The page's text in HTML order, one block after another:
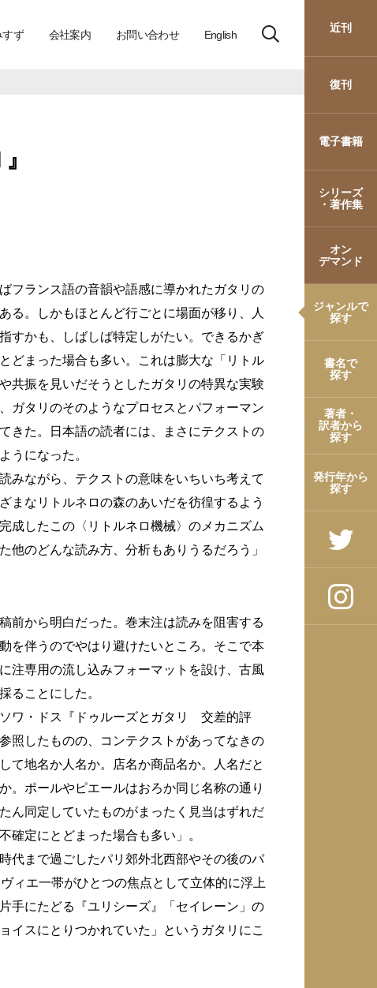
すず 会社案内 お問い合わせ English
近刊
復刊
電子書籍
シリーズ
・著作集
オン
デマンド
ジャンルで
探す
書名で
探す
著者・
訳者から
探す
発行年から
探す
フランス語の音韻や語感に導かれたガタリの
る。しかもほとんど行ごとに場面が移り、人
すかも、しばしば特定しがたい。できるかぎ
どまった場合も多い。これは膨大な「リトル
共振を見いだそうとしたガタリの特異な実験
ガタリのそのようなプロセスとパフォーマン
きた。日本語の読者には、まさにテクストの
うになった。
みながら、テクストの意味をいちいち考えて
まなリトルネロの森のあいだを彷徨するよう
成したこの〈リトルネロ機械〉のメカニズム
他のどんな読み方、分析もありうるだろう」
前から明白だった。巻末注は読みを阻害する
を伴うのでやはり避けたいところ。そこで本
注専用の流し込みフォーマットを設け、古風
ることにした。
ワ・ドス『ドゥルーズとガタリ 交差的評
照したものの、コンテクストがあってなきの
て地名か人名か。店名か商品名か。人名だと
。ポールやピエールはおろか同じ名称の通り
ん同定していたものがまったく見当はずれだ
確定にとどまった場合も多い」。
代まで過ごしたパリ郊外北西部やその後のパ
ィエ一帯がひとつの焦点として立体的に浮上
手にたどる『ユリシーズ』「セイレーン」の
イスにとりつかれていた」というガタリにこ